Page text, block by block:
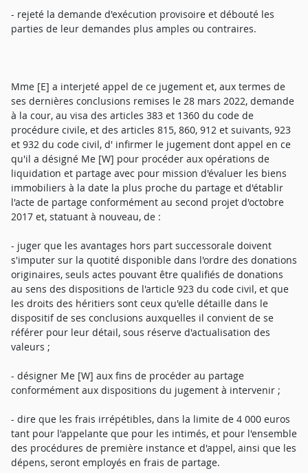
- rejeté la demande d'exécution provisoire et débouté les
parties de leur demandes plus amples ou contraires.
Mme [E] a interjeté appel de ce jugement et, aux termes de
ses dernières conclusions remises le 28 mars 2022, demande
à la cour, au visa des articles 383 et 1360 du code de
procédure civile, et des articles 815, 860, 912 et suivants, 923
et 932 du code civil, d' infirmer le jugement dont appel en ce
qu'il a désigné Me [W] pour procéder aux opérations de
liquidation et partage avec pour mission d'évaluer les biens
immobiliers à la date la plus proche du partage et d'établir
l'acte de partage conformément au second projet d'octobre
2017 et, statuant à nouveau, de :
- juger que les avantages hors part successorale doivent
s'imputer sur la quotité disponible dans l'ordre des donations
originaires, seuls actes pouvant être qualifiés de donations
au sens des dispositions de l'article 923 du code civil, et que
les droits des héritiers sont ceux qu'elle détaille dans le
dispositif de ses conclusions auxquelles il convient de se
référer pour leur détail, sous réserve d'actualisation des
valeurs ;
- désigner Me [W] aux fins de procéder au partage
conformément aux dispositions du jugement à intervenir ;
- dire que les frais irrépétibles, dans la limite de 4 000 euros
tant pour l'appelante que pour les intimés, et pour l'ensemble
des procédures de première instance et d'appel, ainsi que les
dépens, seront employés en frais de partage.